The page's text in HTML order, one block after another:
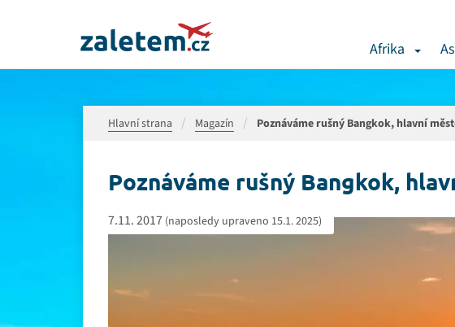
Afrika
Hlavní strana Magazín Poznáváme rušný Bangkok, hlavní
Poznáváme rušný Bangkok,
7.11. 2017 (naposledy upraveno 15.1. 2025)